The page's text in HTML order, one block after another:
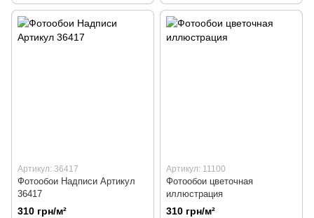
Артикул: 36417
Фотообои Надписи Артикул
36417
310 грн/м²
Артикул: 11100
Фотообои цветочная
иллюстрация
310 грн/м²